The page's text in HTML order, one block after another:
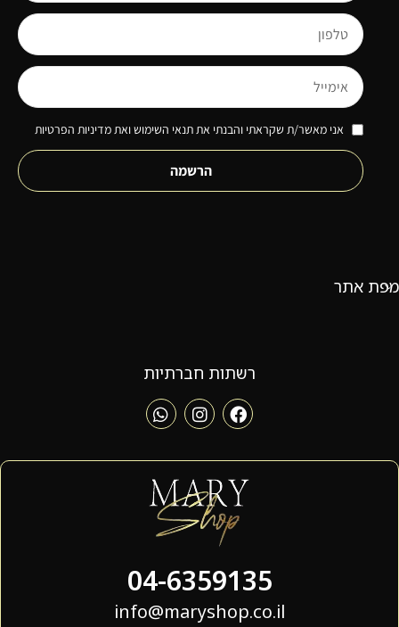
אני מאשר/ת שקראתי והבנתי את תנאי השימוש ואת מדיניות הפרטיות
הרשמה
מפת אתר
רשתות חברתיות
04-6359135
info@maryshop.co.il